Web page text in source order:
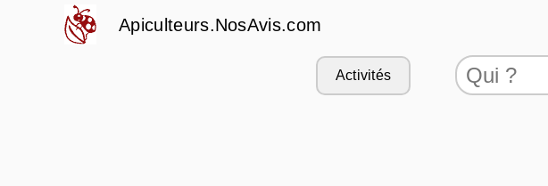
Apiculteurs.NosAvis.com
Activités